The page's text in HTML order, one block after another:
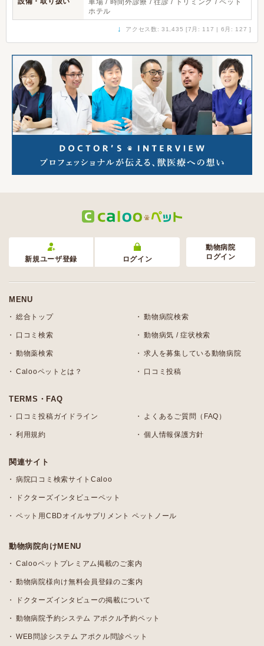
車場 / 時間外診療 / 往診 / トリミング / ペット
ホテル
↓ アクセス数: 31,435 [7月: 117 | 6月: 127 ]
新規ユーザ登録 ログイン
動物病院
ログイン
MENU
総合トップ 動物病院検索
口コミ検索 動物病気 / 症状検索
動物薬検索 求人を募集している動物病院
Calooペットとは？ 口コミ投稿
TERMS・FAQ
口コミ投稿ガイドライン よくあるご質問（FAQ）
利用規約 個人情報保護方針
関連サイト
病院口コミ検索サイトCaloo
ドクターズインタビューペット
ペット用CBDオイルサプリメント ペットノール
動物病院向けMENU
Calooペットプレミアム掲載のご案内
動物病院様向け無料会員登録のご案内
ドクターズインタビューの掲載について
動物病院予約システム アポクル予約ペット
WEB問診システム アポクル問診ペット